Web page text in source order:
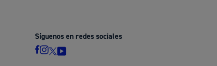
Síguenos en redes sociales